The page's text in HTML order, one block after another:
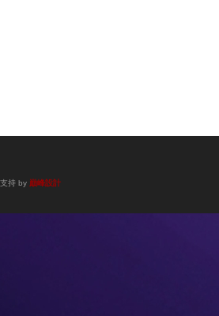
支持 by 巔峰設計